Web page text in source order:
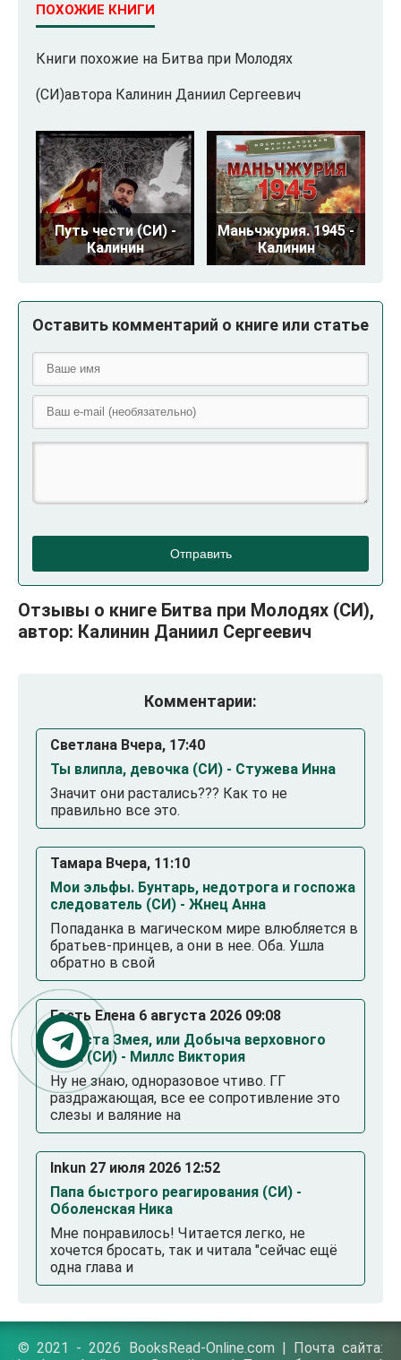
ПОХОЖИЕ КНИГИ
Книги похожие на Битва при Молодях
(СИ)автора Калинин Даниил Сергеевич
Путь чести (СИ) -
Калинин
Маньчжурия. 1945 -
Калинин
Оставить комментарий о книге или статье
Отправить
Отзывы о книге Битва при Молодях (СИ),
автор: Калинин Даниил Сергеевич
Комментарии:
Светлана Вчера, 17:40
Ты влипла, девочка (СИ) - Стужева Инна
Значит они растались??? Как то не
правильно все это.
Тамара Вчера, 11:10
Мои эльфы. Бунтарь, недотрога и госпожа
следователь (СИ) - Жнец Анна
Попаданка в магическом мире влюбляется в
братьев-принцев, а они в нее. Оба. Ушла
обратно в свой
Гость Елена 6 августа 2026 09:08
Невеста Змея, или Добыча верховного
Нага (СИ) - Миллс Виктория
Ну не знаю, одноразовое чтиво. ГГ
раздражающая, все ее сопротивление это
слезы и валяние на
Inkun 27 июля 2026 12:52
Папа быстрого реагирования (СИ) -
Оболенская Ника
Мне понравилось! Читается легко, не
хочется бросать, так и читала "сейчас ещё
одна глава и
© 2021 - 2026 BooksRead-Online.com | Почта сайта: